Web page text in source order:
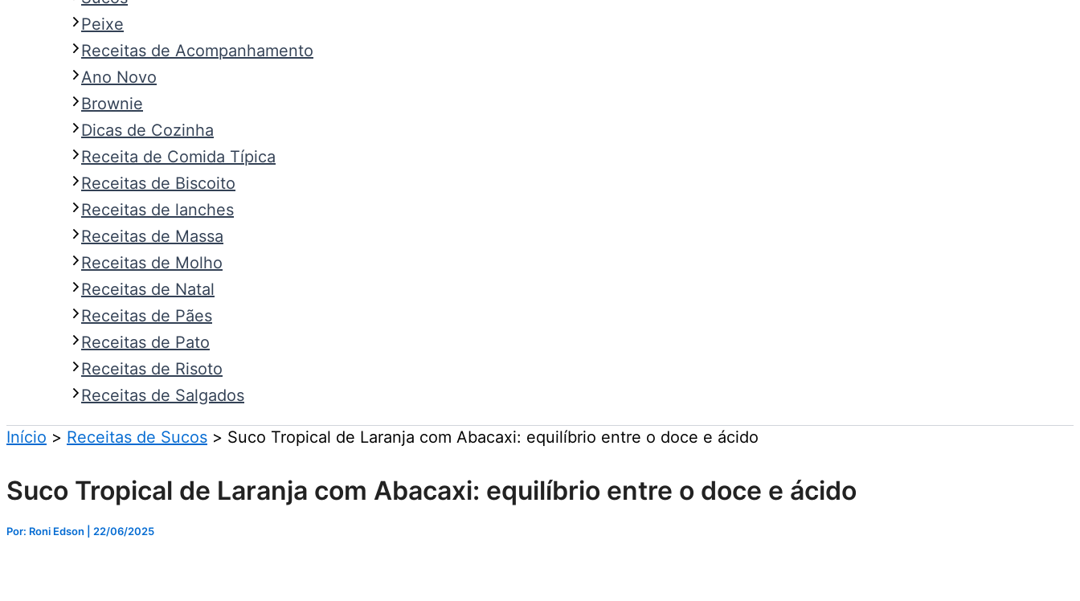
Peixe
Receitas de Acompanhamento
Ano Novo
Brownie
Dicas de Cozinha
Receita de Comida Típica
Receitas de Biscoito
Receitas de lanches
Receitas de Massa
Receitas de Molho
Receitas de Natal
Receitas de Pães
Receitas de Pato
Receitas de Risoto
Receitas de Salgados
Início Receitas de Sucos Suco Tropical de Laranja com Abacaxi: equilíbrio entre o doce e ácido
Suco Tropical de Laranja com Abacaxi: equilíbrio entre o doce e ácido
Por: Roni Edson | 22/06/2025